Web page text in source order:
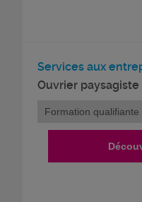
Services aux
Ouvrier paysagiste
Formation qualifiante